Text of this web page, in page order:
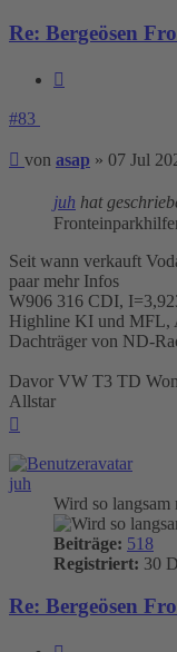
Re: Bergeösen
#83
Beitrag
von asap » 07 Jul
juh hat
Seit wann verkauft
paar mehr Infos
W906 316 CDI,
Highline KI und MFL,
Dachträger von ND-
Davor VW T3 TD
Allstar
juh
Wird so langsam
Beiträge: 518
Registriert: 30
Re: Bergeösen